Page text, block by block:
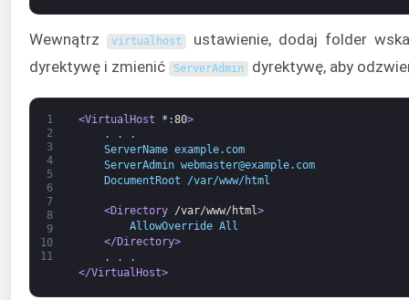
Wewnątrz virtualhost ustawienie, dodaj folder
dyrektywę i zmienić
ServerAdmin dyrektywę, aby
1
2
3
4
5
6
7
8
9
10
11
<VirtualHost * :80>
. . .
ServerName example.com
ServerAdmin webmaster@example.com
DocumentRoot /var/www/html
<Directory /var/www/html>
AllowOverride All
</Directory>
. . .
</VirtualHost>